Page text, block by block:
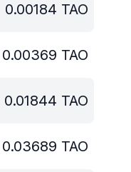
0.00184 TAO
0.00369 TAO
0.01844 TAO
0.03689 TAO